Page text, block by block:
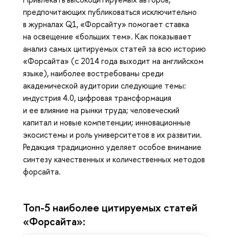
предпочитающих публиковаться исключительно
в журналах Q1, «Форсайту» помогает ставка
на освещение «больших тем». Как показывает
анализ самых цитируемых статей за всю историю
«Форсайта» (с 2014 года выходит на английском
языке), наиболее востребованы среди
академической аудитории следующие темы:
индустрия 4.0, цифровая трансформация
и ее влияние на рынки труда; человеческий
капитал и новые компетенции; инновационные
экосистемы и роль университетов в их развитии.
Редакция традиционно уделяет особое внимание
синтезу качественных и количественных методов
форсайта.
Топ-5 наиболее цитируемых статей
«Форсайта»: